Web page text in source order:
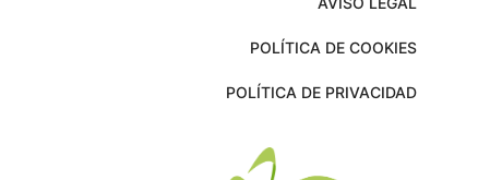
POLÍTICA DE COOKIES
POLÍTICA DE PRIVACIDAD